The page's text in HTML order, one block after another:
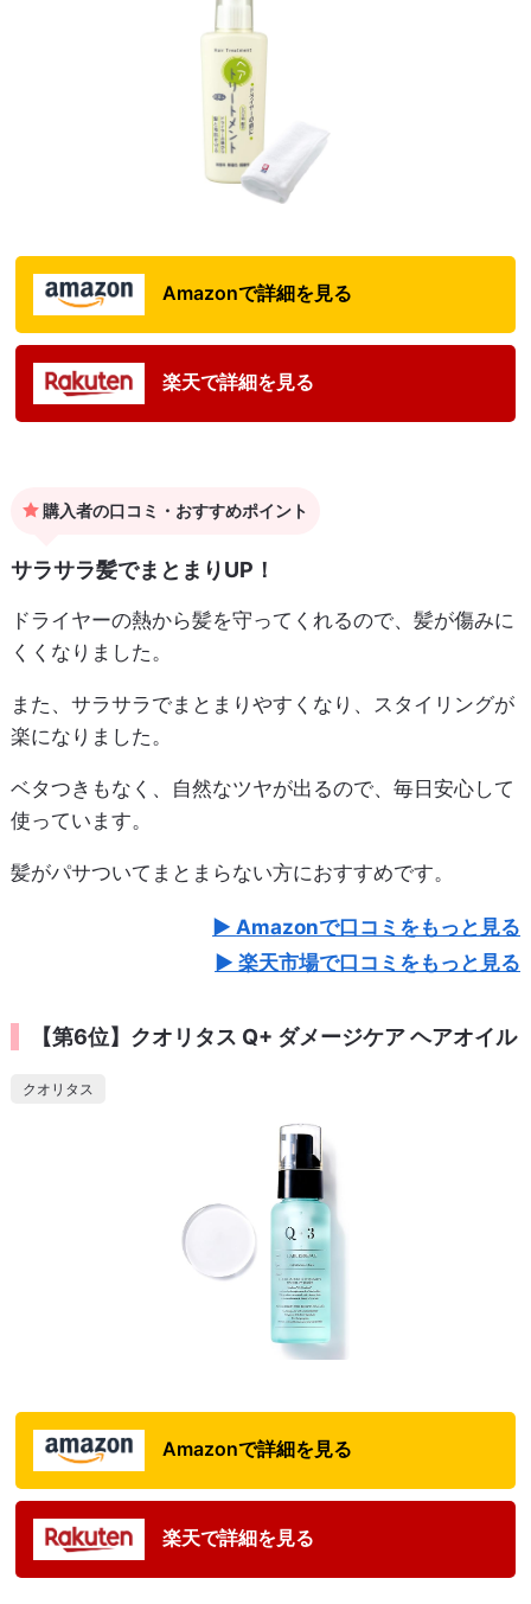
Amazonで詳細を見る
楽天で詳細を見る
購入者の口コミ・おすすめポイント
サラサラ髪でまとまりUP！
ドライヤーの熱から髪を守ってくれるので、髪が傷みに
くくなりました。
また、サラサラでまとまりやすくなり、スタイリングが
楽になりました。
ベタつきもなく、自然なツヤが出るので、毎日安心して
使っています。
髪がパサついてまとまらない方におすすめです。
Amazonで口コミをもっと見る
楽天市場で口コミをもっと見る
【第6位】クオリタス Q+ ダメージケア ヘアオイル
クオリタス
Amazonで詳細を見る
楽天で詳細を見る